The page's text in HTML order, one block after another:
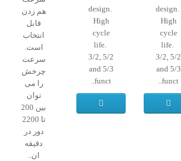
design.
High
cycle
life.
3/2, 5/2
and 5/3
funct..
design.
High
cycle
life.
3/2, 5/2
and 5/3
funct..
هم زدن
قابل
انتخاب
است.
سرعت
چرخش
را می
توان
بین 200
تا 2200
دور در
دقیقه
ان..